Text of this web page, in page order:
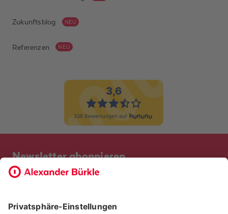
Zukunftsblog NEU
Referenzen NEU
Newsletter abonnieren
Bevor Sie sich anmelden, möchten wir wissen, ob Sie bereits